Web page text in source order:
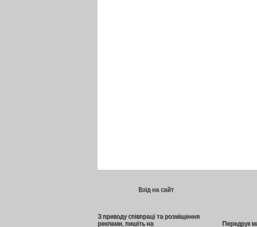
Вхід на сайт
З приводу співпраці та розміщення
реклами, пишіть на
Передрук